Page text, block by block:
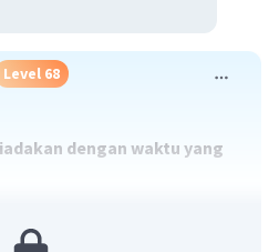
Level 68
dengan waktu yang